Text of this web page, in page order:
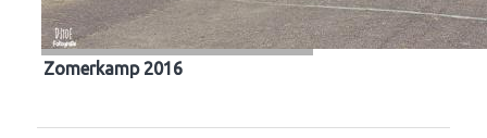
Zomerkamp 2016